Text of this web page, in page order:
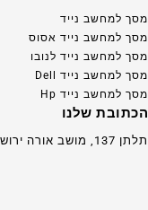
מסך למחשב נייד
מסך למחשב נייד אסוס
מסך למחשב נייד לנובו
מסך למחשב נייד Dell
מסך למחשב נייד Hp
הכתובת שלנו
תלתן 137, מושב אורה ירושלים